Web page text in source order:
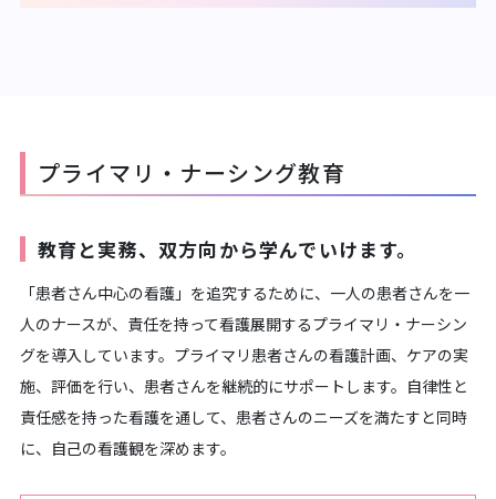
プライマリ・ナーシング教育
教育と実務、双方向から学んでいけます。
「患者さん中心の看護」を追究するために、一人の患者さんを一
人のナースが、責任を持って看護展開するプライマリ・ナーシン
グを導入しています。プライマリ患者さんの看護計画、ケアの実
施、評価を行い、患者さんを継続的にサポートします。自律性と
責任感を持った看護を通して、患者さんのニーズを満たすと同時
に、自己の看護観を深めます。